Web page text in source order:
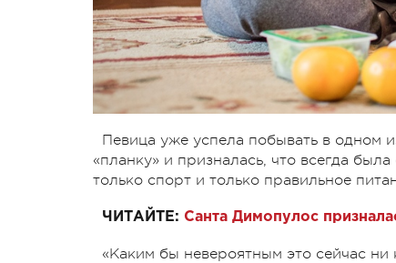
Певица уже успела побывать в одном
«планку» и призналась, что всегда
только спорт и только правильное
ЧИТАЙТЕ: Санта Димопулос
«Каким бы невероятным это сейчас ни